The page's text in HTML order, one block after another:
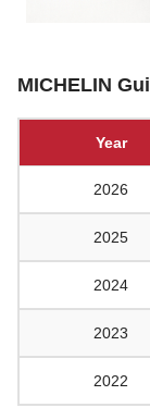
MICHELIN
Year
2026
2025
2024
2023
2022